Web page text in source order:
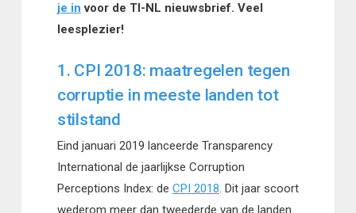
je in voor de TI-NL nieuwsbrief. Veel
leesplezier!
1. CPI 2018: maatregelen tegen
corruptie in meeste landen tot
stilstand
Eind januari 2019 lanceerde Transparency
International de jaarlijkse Corruption
Perceptions Index: de CPI 2018. Dit jaar scoort
wederom meer dan tweederde van de landen